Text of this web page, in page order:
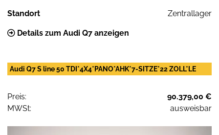
Standort Zentrallager
Details zum Audi Q7 anzeigen
Audi Q7 S line 50 TDI*4X4*PANO*AHK*7-SITZE*22 ZOLL*LE
Preis:
90.379,00 €
MWSt:
ausweisbar